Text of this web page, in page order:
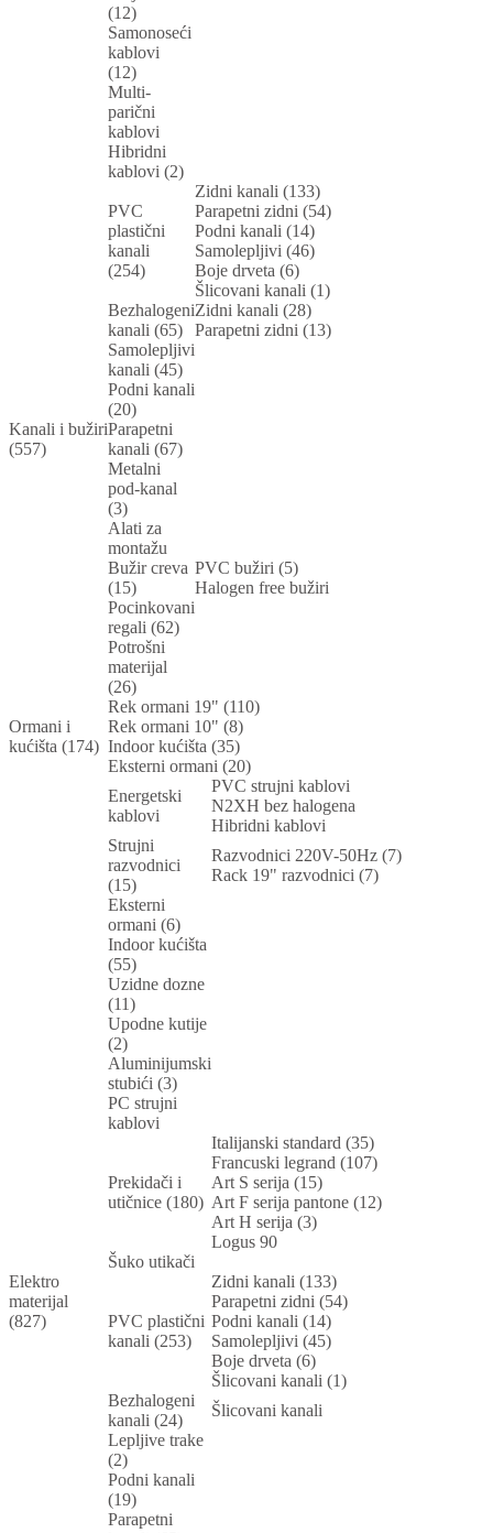
(12)
Samonoseći
kablovi
(12)
Multi-
parični
kablovi
Hibridni
kablovi (2)
Kanali i bužiri
(557)
PVC
plastični
kanali
(254)
Zidni kanali (133)
Parapetni zidni (54)
Podni kanali (14)
Samolepljivi (46)
Boje drveta (6)
Šlicovani kanali (1)
Bezhalogeni
kanali (65)
Zidni kanali (28)
Parapetni zidni (13)
Samolepljivi
kanali (45)
Podni kanali
(20)
Parapetni
kanali (67)
Metalni
pod-kanal
(3)
Alati za
montažu
Bužir creva
(15)
PVC bužiri (5)
Halogen free bužiri
Pocinkovani
regali (62)
Potrošni
materijal
(26)
Ormani i
kućišta (174)
Rek ormani 19" (110)
Rek ormani 10" (8)
Indoor kućišta (35)
Eksterni ormani (20)
Elektro
materijal
(827)
Energetski
kablovi
PVC strujni kablovi
N2XH bez halogena
Hibridni kablovi
Strujni
razvodnici
(15)
Razvodnici 220V-50Hz (7)
Rack 19" razvodnici (7)
Eksterni
ormani (6)
Indoor kućišta
(55)
Uzidne dozne
(11)
Upodne kutije
(2)
Aluminijumski
stubići (3)
PC strujni
kablovi
Prekidači i
utičnice (180)
Italijanski standard (35)
Francuski legrand (107)
Art S serija (15)
Art F serija pantone (12)
Art H serija (3)
Logus 90
Šuko utikači
PVC plastični
kanali (253)
Zidni kanali (133)
Parapetni zidni (54)
Podni kanali (14)
Samolepljivi (45)
Boje drveta (6)
Šlicovani kanali (1)
Bezhalogeni
kanali (24)
Šlicovani kanali
Lepljive trake
(2)
Podni kanali
(19)
Parapetni